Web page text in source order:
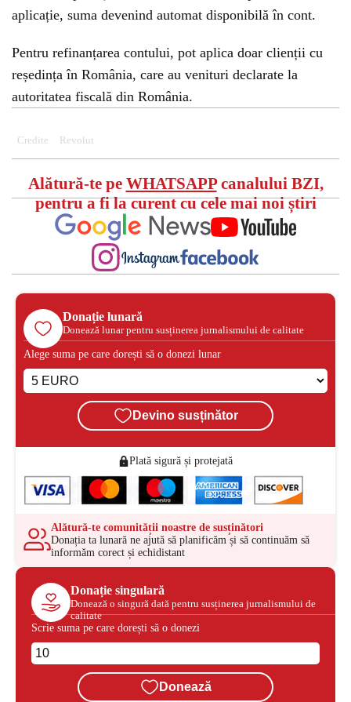
aplicație, suma devenind automat disponibilă în cont.
Pentru refinanțarea contului, pot aplica doar clienții cu
reședința în România, care au venituri declarate la
autoritatea fiscală din România.
Credite Revolut
Alătură-te pe WHATSAPPcanalului BZI,
pentru a fi la curent cu cele mai noi știri
Donație lunară
Donează lunar pentru susținerea jurnalismului de calitate
Alege suma pe care dorești să o donezi lunar
Devino susținător
Plată sigură și protejată
Alătură-te comunității noastre de susținători
Donația ta lunară ne ajută să planificăm și să continuăm să
informăm corect și echidistant
Donație singulară
Donează o singură dată pentru susținerea jurnalismului de
calitate
Scrie suma pe care dorești să o donezi
Donează